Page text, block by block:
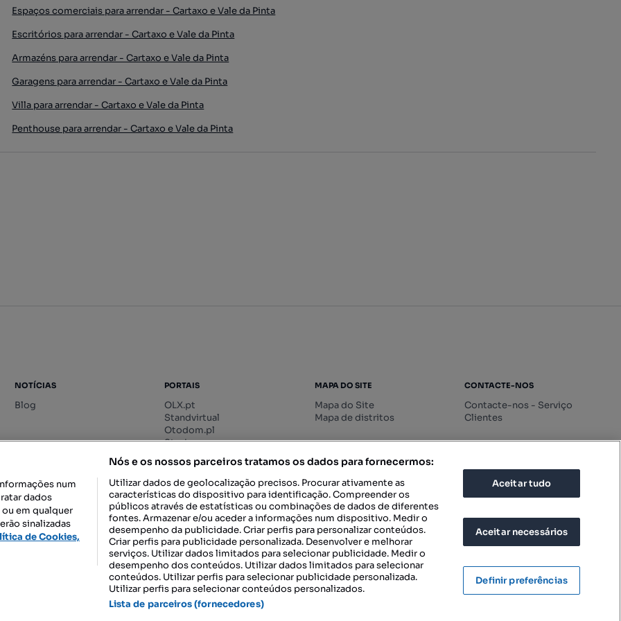
Espaços comerciais para arrendar - Cartaxo e Vale da Pinta
Escritórios para arrendar - Cartaxo e Vale da Pinta
Armazéns para arrendar - Cartaxo e Vale da Pinta
Garagens para arrendar - Cartaxo e Vale da Pinta
Villa para arrendar - Cartaxo e Vale da Pinta
Penthouse para arrendar - Cartaxo e Vale da Pinta
NOTÍCIAS
Blog
PORTAIS
OLX.pt
Standvirtual
Otodom.pl
Storia.ro
MAPA DO SITE
Mapa do Site
Mapa de distritos
CONTACTE-NOS
Contacte-nos - Serviço
Clientes
DESCARREGAR NA:
TERMOS DE UTILIZAÇÃO POLÍTICA DE PRIVACIDADE CONFIGURAÇÕES DE PRIVACIDADE
num
dados
em qualquer
sinalizadas
de Cookies,
Nós e os nossos parceiros tratamos os dados para fornecermos:
Utilizar dados de geolocalização precisos. Procurar ativamente as
características do dispositivo para identificação. Compreender os
públicos através de estatísticas ou combinações de dados de diferentes
fontes. Armazenar e/ou aceder a informações num dispositivo. Medir o
desempenho da publicidade. Criar perfis para personalizar conteúdos.
Criar perfis para publicidade personalizada. Desenvolver e melhorar
serviços. Utilizar dados limitados para selecionar publicidade. Medir o
desempenho dos conteúdos. Utilizar dados limitados para selecionar
conteúdos. Utilizar perfis para selecionar publicidade personalizada.
Utilizar perfis para selecionar conteúdos personalizados.
Lista de parceiros (fornecedores)
Aceitar tudo
Aceitar necessários
Definir preferências